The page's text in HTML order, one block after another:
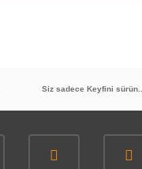
TÜKENDİ
Siz sadece Keyfini sürün...